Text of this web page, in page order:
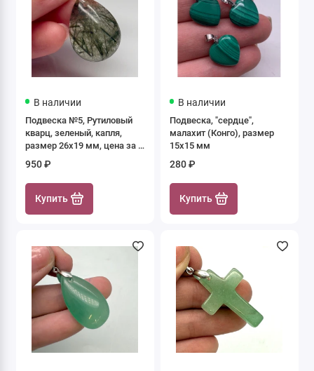
В наличии
Подвеска №5, Рутиловый
кварц, зеленый, капля,
размер 26х19 мм, цена за 1
950 ₽
Купить
В наличии
Подвеска, "сердце",
малахит (Конго), размер
15х15 мм
280 ₽
Купить